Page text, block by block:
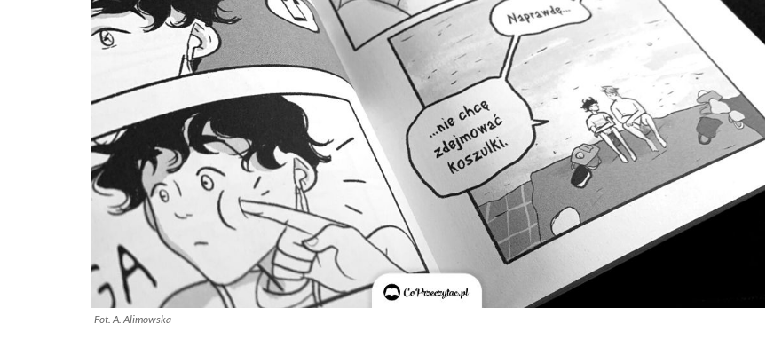
Fot. A. Alimowska